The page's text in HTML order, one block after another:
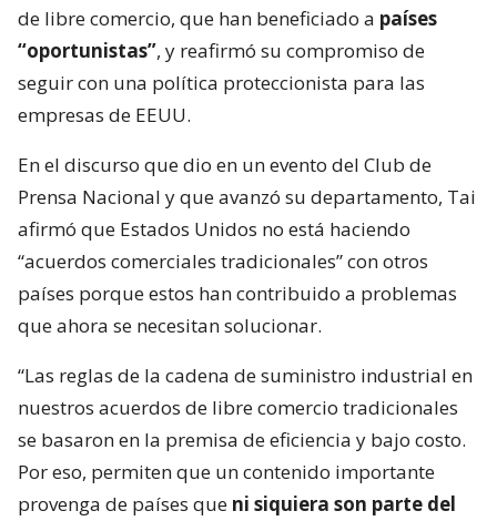
de libre comercio, que han beneficiado a países
“oportunistas”, y reafirmó su compromiso de
seguir con una política proteccionista para las
empresas de EEUU.
En el discurso que dio en un evento del Club de
Prensa Nacional y que avanzó su departamento, Tai
afirmó que Estados Unidos no está haciendo
“acuerdos comerciales tradicionales” con otros
países porque estos han contribuido a problemas
que ahora se necesitan solucionar.
“Las reglas de la cadena de suministro industrial en
nuestros acuerdos de libre comercio tradicionales
se basaron en la premisa de eficiencia y bajo costo.
Por eso, permiten que un contenido importante
provenga de países que ni siquiera son parte del